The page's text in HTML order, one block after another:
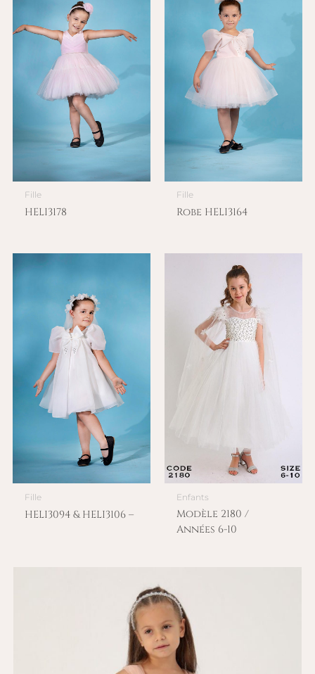
Fille
HELI3178
Fille
Robe HELI3164
Fille
HELI3094 & HELI3106 –
Enfants
Modèle 2180 /
Années 6-10